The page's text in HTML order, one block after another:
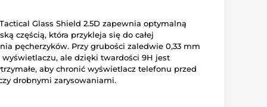
Glass Shield 2.5D zapewnia optymalną
częścią, która przykleja się do całej
pęcherzyków. Przy grubości zaledwie 0,33 mm
ale dzięki twardości 9H jest
aby chronić wyświetlacz telefonu przed
drobnymi zarysowaniami.